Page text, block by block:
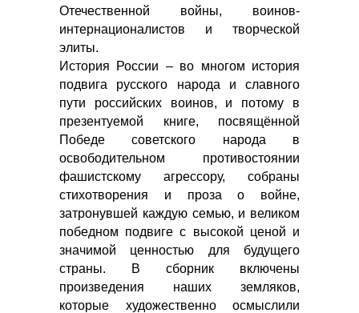
Отечественной войны, воинов-
интернационалистов и творческой
элиты.
История России – во многом история
подвига русского народа и славного
пути российских воинов, и потому в
презентуемой книге, посвящённой
Победе советского народа в
освободительном противостоянии
фашистскому агрессору, собраны
стихотворения и проза о войне,
затронувшей каждую семью, и великом
победном подвиге с высокой ценой и
значимой ценностью для будущего
страны. В сборник включены
произведения наших земляков,
которые художественно осмыслили